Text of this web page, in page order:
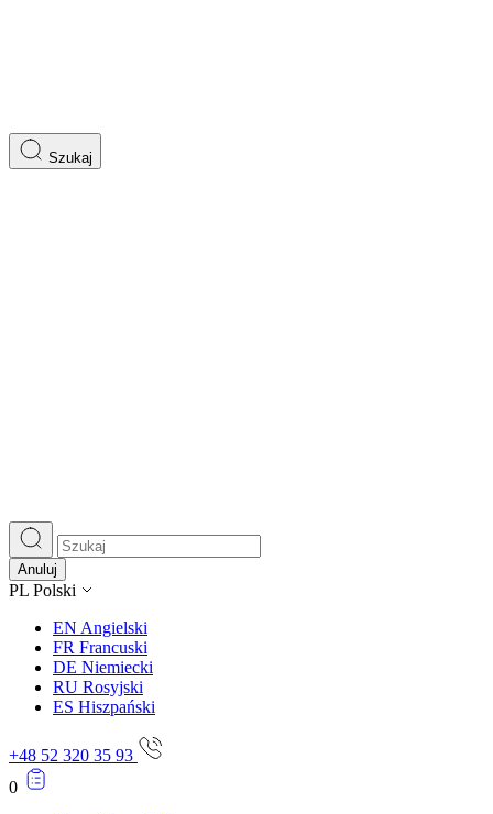
Szukaj
Anuluj
PL Polski
EN Angielski
FR Francuski
DE Niemiecki
RU Rosyjski
ES Hiszpański
+48 52 320 35 93
0